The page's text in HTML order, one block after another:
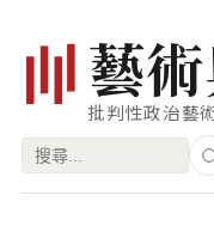
藝術
批判性政治藝
搜